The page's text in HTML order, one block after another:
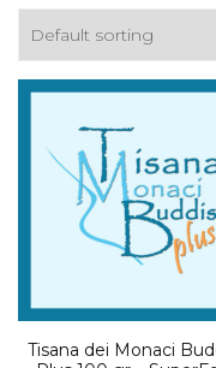
Tisana dei Monaci